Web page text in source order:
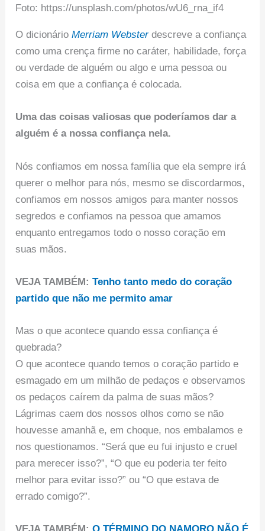
Foto: https://unsplash.com/photos/wU6_rna_if4
O dicionário Merriam Webster descreve a confiança
como uma crença firme no caráter, habilidade, força
ou verdade de alguém ou algo e uma pessoa ou
coisa em que a confiança é colocada.
Uma das coisas valiosas que poderíamos dar a
alguém é a nossa confiança nela.
Nós confiamos em nossa família que ela sempre irá
querer o melhor para nós, mesmo se discordarmos,
confiamos em nossos amigos para manter nossos
segredos e confiamos na pessoa que amamos
enquanto entregamos todo o nosso coração em
suas mãos.
VEJA TAMBÉM:Tenho tanto medo do coração
partido que não me permito amar
Mas o que acontece quando essa confiança é
quebrada?
O que acontece quando temos o coração partido e
esmagado em um milhão de pedaços e observamos
os pedaços caírem da palma de suas mãos?
Lágrimas caem dos nossos olhos como se não
houvesse amanhã e, em choque, nos embalamos e
nos questionamos. “Será que eu fui injusto e cruel
para merecer isso?”, “O que eu poderia ter feito
melhor para evitar isso?” ou “O que estava de
errado comigo?”.